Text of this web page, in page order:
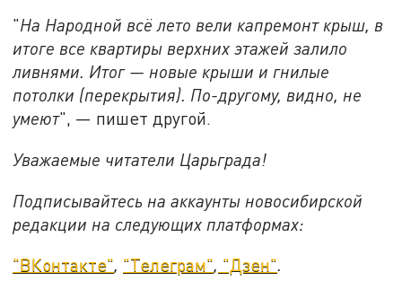
"На Народной всё лето вели капремонт крыш, в
итоге все квартиры верхних этажей залило
ливнями. Итог — новые крыши и гнилые
потолки (перекрытия). По-другому, видно, не
умеют", — пишет другой.
Уважаемые читатели Царьграда!
Подписывайтесь на аккаунты новосибирской
редакции на следующих платформах:
"ВКонтакте", "Телеграм", "Дзен".